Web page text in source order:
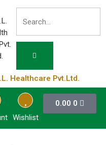
Healthcare Pvt.Ltd.
Wishlist
0.00 0